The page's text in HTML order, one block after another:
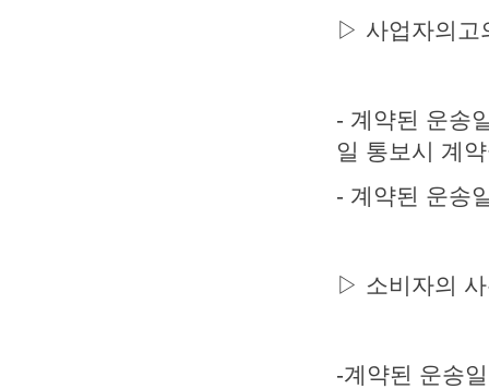
▷ 사업자의고
- 계약된 운송
일 통보시 계
- 계약된 운송
▷ 소비자의
-계약된 운송